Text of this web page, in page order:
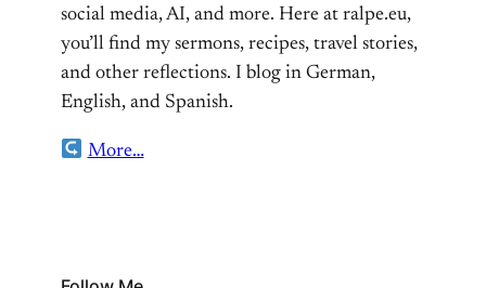
social media, AI, and more. Here at ralpe.eu,
you’ll find my sermons, recipes, travel stories,
and other reflections. I blog in German,
English, and Spanish.
More…